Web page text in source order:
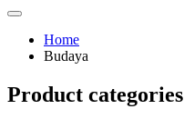
Home
Budaya
Product categories